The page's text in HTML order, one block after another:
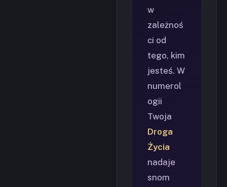
w
zależnoś
ci od
tego, kim
jesteś. W
numerol
ogii
Twoja
Droga
Życia
nadaje
snom